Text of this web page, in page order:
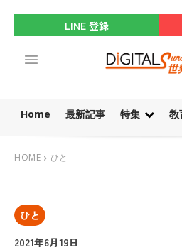
LINE 登録
Home 最新記事 特集 教
HOME ひと
ひと
2021年6月19日